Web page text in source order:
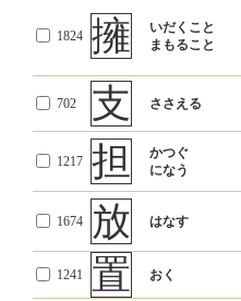
1824 擁
いだくこと
まもること
702 支 ささえる
1217 担
かつぐ
になう
1674 放 はなす
1241 置 おく